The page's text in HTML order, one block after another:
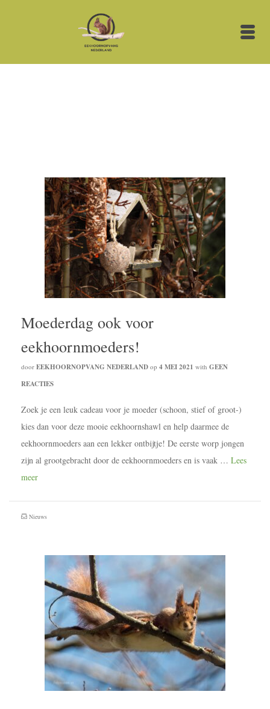
Moederdag ook voor
eekhoornmoeders!
door EEKHOORNOPVANG NEDERLAND op 4 MEI 2021 with GEEN
REACTIES
Zoek je een leuk cadeau voor je moeder (schoon, stief of groot-)
kies dan voor deze mooie eekhoornshawl en help daarmee de
eekhoornmoeders aan een lekker ontbijtje! De eerste worp jongen
zijn al grootgebracht door de eekhoornmoeders en is vaak … Lees
meer
Nieuws